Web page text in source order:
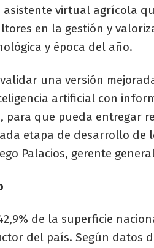
virtual agrícola
en la gestión y
y época del año.
una versión
artificial con
que pueda entregar
etapa de desarrollo de
Palacios, gerente
de la superficie
del país. Según datos